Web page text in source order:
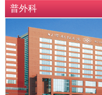
普外科